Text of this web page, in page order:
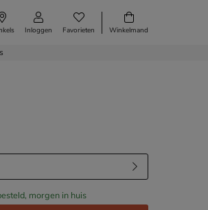
Inloggen Favorieten Winkelmand
101,49
morgen in huis